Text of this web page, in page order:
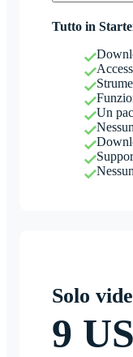
Tutto in
Un
Solo
9